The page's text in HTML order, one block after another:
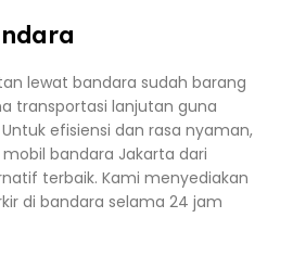
lewat bandara sudah barang
transportasi lanjutan guna
efisiensi dan rasa nyaman,
bandara Jakarta dari
terbaik. Kami menyediakan
di bandara selama 24 jam